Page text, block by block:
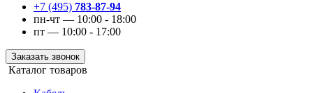
+7 (495) 783-87-94
пн-чт — 10:00 - 18:00
пт — 10:00 - 17:00
Заказать звонок
Каталог товаров